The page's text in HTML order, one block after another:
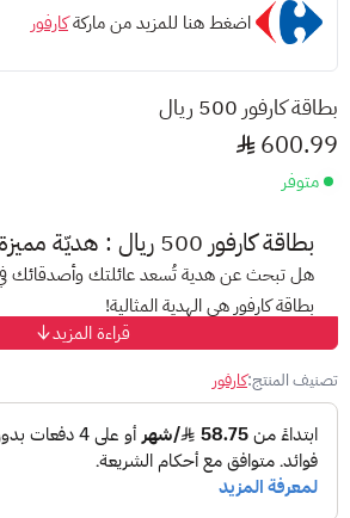
اضغط هنا للمزيد من ماركةكارفور
بطاقة كارفور 500 ريال
600.99
متوفر
بطاقة كارفور 500 ريال : هديّة مميزة تُسعد الجميع!
هل تبحث عن هدية تُسعد عائلتك وأصدقائك
بطاقة كارفور هي الهدية المثالية!
شركة كارفور السعودية هي جزء من مجموعة
سلسلة هايبرماركت وسوبر ماركت فرنسية.
عدة فروع تقدم مجموعة واسعة من
الإلكترونيات والأدوات المنزلية.
قراءة المزيد
تصنيف المنتج:كارفور